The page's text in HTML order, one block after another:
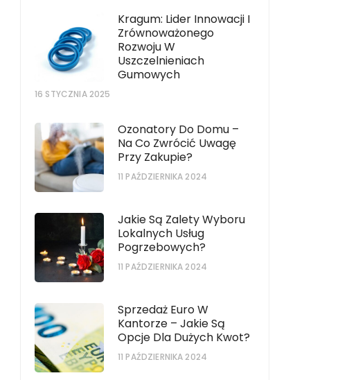
Kragum: Lider Innowacji I
Zrównoważonego
Rozwoju W
Uszczelnieniach
Gumowych
16 STYCZNIA 2025
Ozonatory Do Domu –
Na Co Zwrócić Uwagę
Przy Zakupie?
11 PAŹDZIERNIKA 2024
Jakie Są Zalety Wyboru
Lokalnych Usług
Pogrzebowych?
11 PAŹDZIERNIKA 2024
Sprzedaż Euro W
Kantorze – Jakie Są
Opcje Dla Dużych Kwot?
11 PAŹDZIERNIKA 2024